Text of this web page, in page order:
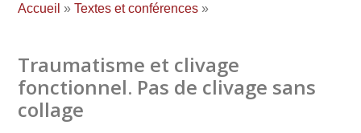
Accueil » Textes et conférences »
Traumatisme et clivage
fonctionnel. Pas de clivage sans
collage